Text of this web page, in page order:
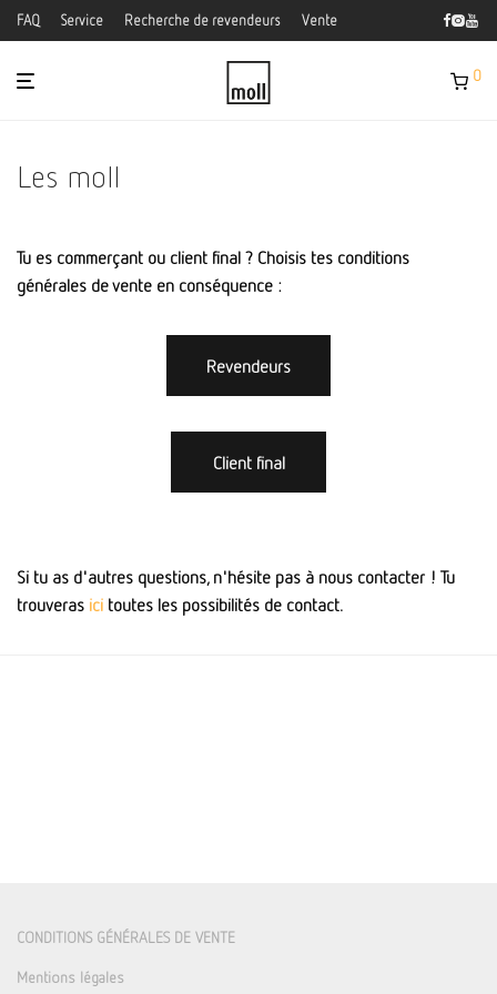
FAQ Service Recherche de revendeurs Vente
0
Les moll
Tu es commerçant ou client final ? Choisis tes conditions
générales de vente en conséquence :
Revendeurs
Client final
Si tu as d'autres questions, n'hésite pas à nous contacter ! Tu
trouveras ici toutes les possibilités de contact.
CONDITIONS GÉNÉRALES DE VENTE
Mentions légales